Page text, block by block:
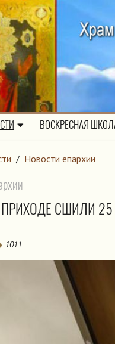
ВОСКРЕСНАЯ
/ Новости епархии
СШИЛИ
1011